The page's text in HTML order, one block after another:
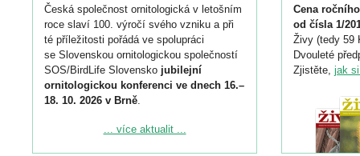
Česká společnost ornitologická v letošním
roce slaví 100. výročí svého vzniku a při
té příležitosti pořádá ve spolupráci
se Slovenskou ornitologickou společností
SOS/BirdLife Slovensko jubilejní
ornitologickou konferenci ve dnech 16.–
18. 10. 2026 v Brně.
Podrobnější informace ke konferenci
... více aktualit ...
Cena
od čísla 1/
Živy (tedy 59
Dvouleté
Zjistěte, jak